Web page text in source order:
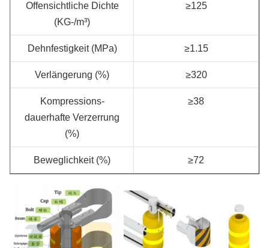
Offensichtliche Dichte
(KG-/m³)
≥125
Dehnfestigkeit (MPa) ≥1.15
Verlängerung (%) ≥320
Kompressions-
dauerhafte Verzerrung
(%)
≥38
Beweglichkeit (%) ≥72